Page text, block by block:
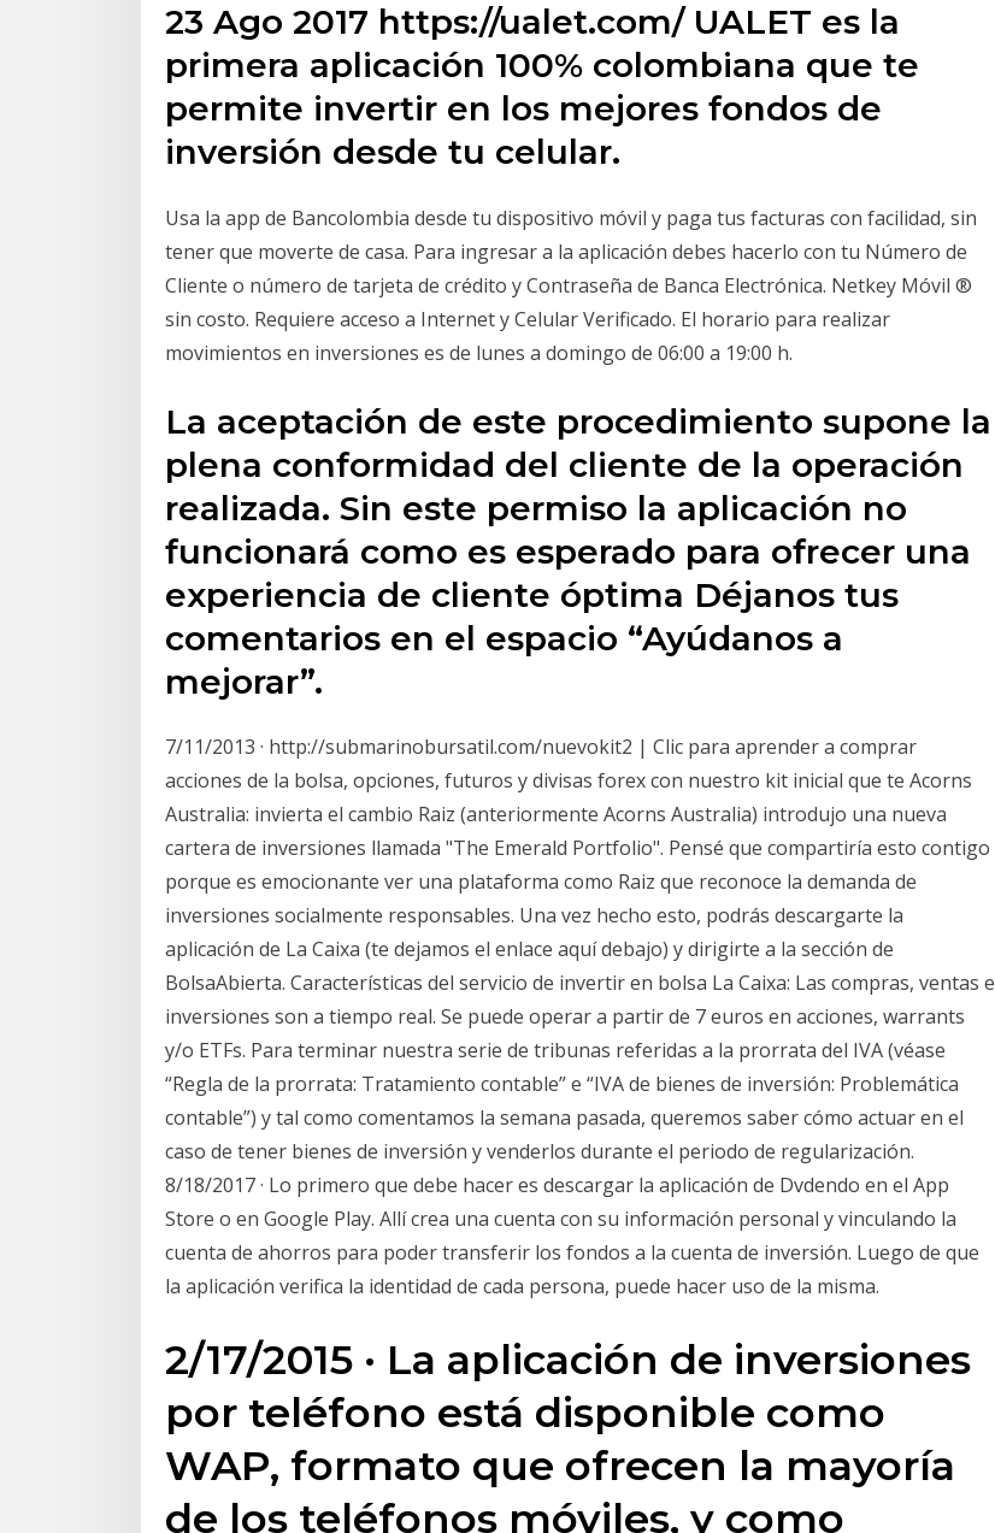
23 Ago 2017 https://ualet.com/ UALET es la
primera aplicación 100% colombiana que te
permite invertir en los mejores fondos de
inversión desde tu celular.
Usa la app de Bancolombia desde tu dispositivo móvil y paga tus facturas con facilidad, sin
tener que moverte de casa. Para ingresar a la aplicación debes hacerlo con tu Número de
Cliente o número de tarjeta de crédito y Contraseña de Banca Electrónica. Netkey Móvil ®
sin costo. Requiere acceso a Internet y Celular Verificado. El horario para realizar
movimientos en inversiones es de lunes a domingo de 06:00 a 19:00 h.
La aceptación de este procedimiento supone la
plena conformidad del cliente de la operación
realizada. Sin este permiso la aplicación no
funcionará como es esperado para ofrecer una
experiencia de cliente óptima Déjanos tus
comentarios en el espacio “Ayúdanos a
mejorar”.
7/11/2013 · http://submarinobursatil.com/nuevokit2 | Clic para aprender a comprar
acciones de la bolsa, opciones, futuros y divisas forex con nuestro kit inicial que te Acorns
Australia: invierta el cambio Raiz (anteriormente Acorns Australia) introdujo una nueva
cartera de inversiones llamada "The Emerald Portfolio". Pensé que compartiría esto contigo
porque es emocionante ver una plataforma como Raiz que reconoce la demanda de
inversiones socialmente responsables. Una vez hecho esto, podrás descargarte la
aplicación de La Caixa (te dejamos el enlace aquí debajo) y dirigirte a la sección de
BolsaAbierta. Características del servicio de invertir en bolsa La Caixa: Las compras, ventas e
inversiones son a tiempo real. Se puede operar a partir de 7 euros en acciones, warrants
y/o ETFs. Para terminar nuestra serie de tribunas referidas a la prorrata del IVA (véase
“Regla de la prorrata: Tratamiento contable” e “IVA de bienes de inversión: Problemática
contable”) y tal como comentamos la semana pasada, queremos saber cómo actuar en el
caso de tener bienes de inversión y venderlos durante el periodo de regularización.
8/18/2017 · Lo primero que debe hacer es descargar la aplicación de Dvdendo en el App
Store o en Google Play. Allí crea una cuenta con su información personal y vinculando la
cuenta de ahorros para poder transferir los fondos a la cuenta de inversión. Luego de que
la aplicación verifica la identidad de cada persona, puede hacer uso de la misma.
2/17/2015 · La aplicación de inversiones
por teléfono está disponible como
WAP, formato que ofrecen la mayoría
de los teléfonos móviles, y como